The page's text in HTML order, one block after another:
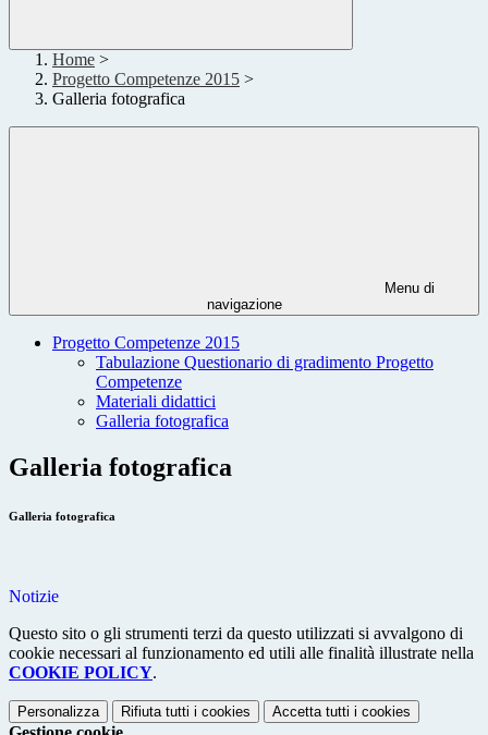
Home >
Progetto Competenze 2015 >
Galleria fotografica
Menu di
navigazione
Progetto Competenze 2015
Tabulazione Questionario di gradimento Progetto
Competenze
Materiali didattici
Galleria fotografica
Galleria fotografica
Galleria fotografica
Notizie
Questo sito o gli strumenti terzi da questo utilizzati si avvalgono di
cookie necessari al funzionamento ed utili alle finalità illustrate nella
COOKIE POLICY.
Personalizza Rifiuta tutti i cookies Accetta tutti i cookies